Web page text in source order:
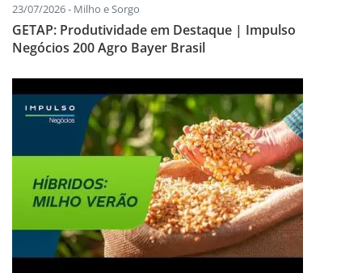
23/07/2026 - Milho e Sorgo
GETAP: Produtividade em Destaque | Impulso
Negócios 200 Agro Bayer Brasil